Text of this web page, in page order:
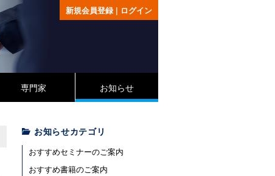
新規会員登録| ログイン
専門家 お知らせ
お知らせカテゴリ
おすすめセミナーのご案内
おすすめ書籍のご案内